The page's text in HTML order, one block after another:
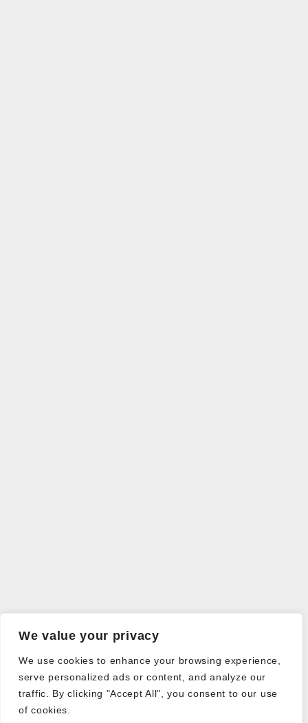
We value your privacy
We use cookies to enhance your browsing experience,
serve personalized ads or content, and analyze our
traffic. By clicking "Accept All", you consent to our use
of cookies.